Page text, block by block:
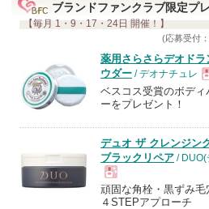
す
ブランドファンクラブ限定プ
【毎月 1・9・17・24日 開催！】
(応募受付
薬用さらさらデオドラ
ウダー / デオナチュレ
現
ベスコス受賞のボディ
ーをプレゼント！
デュオ ザ クレンジン
ブラックリペア / DUO(
現
頑固な角栓・黒ずみ毛
４STEPアプローチ